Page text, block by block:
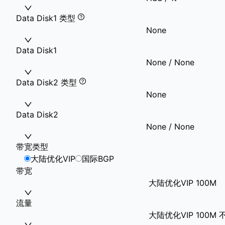
Data Disk1 类型
None
Data Disk1
None / None
Data Disk2 类型
None
Data Disk2
None / None
带宽类型
大陆优化VIP
国际BGP
带宽
大陆优化VIP 100M
流量
大陆优化VIP 100M